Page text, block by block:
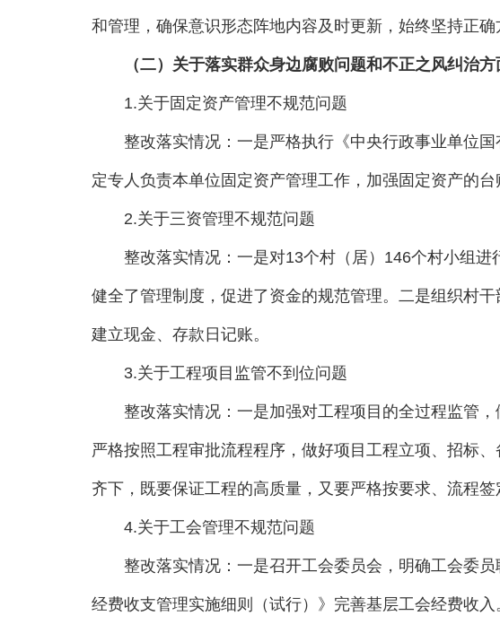
和管理，确保意识形态阵地内容及时更新，始终坚持正
（二）关于落实群众身边腐败问题和不正之风纠治
1.关于固定资产管理不规范问题
整改落实情况：一是严格执行《中央行政事业单位国
定专人负责本单位固定资产管理工作，加强固定资产的
2.关于三资管理不规范问题
整改落实情况：一是对13个村（居）146个村小组进行
健全了管理制度，促进了资金的规范管理。二是组织村
建立现金、存款日记账。
3.关于工程项目监管不到位问题
整改落实情况：一是加强对工程项目的全过程监管，
严格按照工程审批流程程序，做好项目工程立项、招标
齐下，既要保证工程的高质量，又要严格按要求、流程
4.关于工会管理不规范问题
整改落实情况：一是召开工会委员会，明确工会委员
经费收支管理实施细则（试行）》完善基层工会经费收